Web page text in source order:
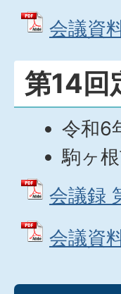
会議資
第14回
令和6
駒ヶ
会議録
会議資